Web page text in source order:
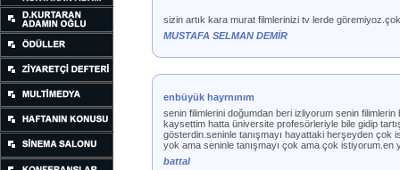
sizin artık kara murat filmlerinizi tv lerde
MUSTAFA SELMAN DEMİR
enbüyük hayrnınım
senin filimlerini doğumdan beri izliyorum senin
kaysettim hatta üniversite profesörleriyle bile gidip
gösterdin.seninle tanışmayı hayattaki herşeyden çok
yok ama seninle tanışmayı çok ama çok istiyorum.en
battal